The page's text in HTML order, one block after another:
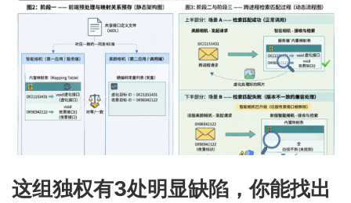
Image
这组独权有3处明显缺陷，你能找出